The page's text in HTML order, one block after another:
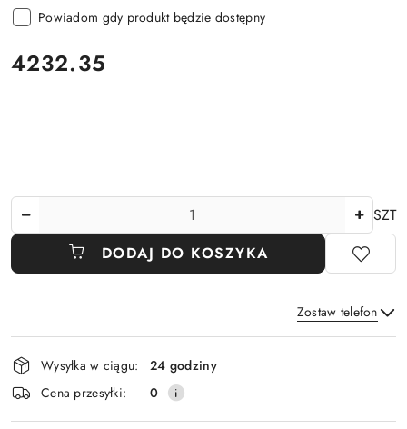
Powiadom gdy produkt będzie dostępny
cena:
4232.35
SZT
DODAJ DO KOSZYKA
Zostaw telefon
Wyślij
Dostępność
i
dostawa
Wysyłka w ciągu:
24 godziny
Cena przesyłki:
0